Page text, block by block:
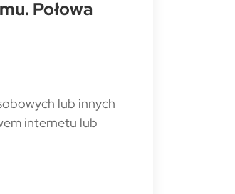
Połowa
lub innych
internetu lub